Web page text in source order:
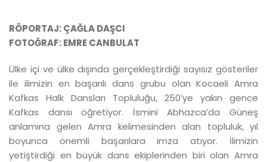
RÖPORTAJ: ÇAĞLA DAŞCI
FOTOĞRAF: EMRE CANBULAT
Ülke içi ve ülke dışında gerçekleştirdiği sayısız gösteriler
ile ilimizin en başarılı dans grubu olan Kocaeli Amra
Kafkas Halk Dansları Topluluğu, 250’ye yakın gence
Kafkas dansı öğretiyor. İsmini Abhazca’da Güneş
anlamına gelen Amra kelimesinden alan topluluk, yıl
boyunca önemli başarılara imza atıyor. İlimizin
yetiştirdiği en büyük dans ekiplerinden biri olan Amra